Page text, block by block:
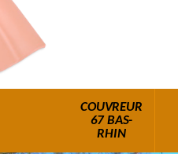
COUVREUR
67 BAS-
RHIN